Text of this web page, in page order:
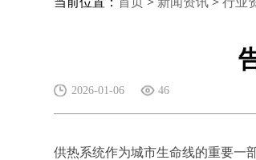
2026-01-06 46
供热系统作为城市生命线的重要一